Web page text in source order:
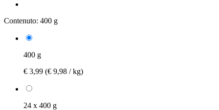
Contenuto: 400 g
400 g
€ 3,99 (€ 9,98 / kg)
24 x 400 g